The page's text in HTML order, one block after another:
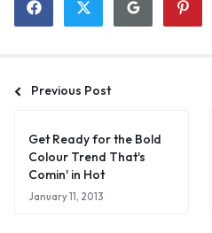
Previous Post
Get Ready for the Bold
Colour Trend That's
Comin' in Hot
January 11, 2013